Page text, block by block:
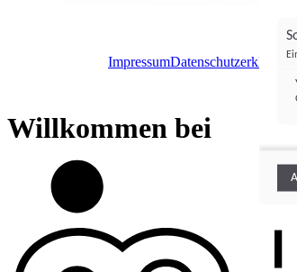
ImpressumDatenschutzerklärung
Willkommen bei